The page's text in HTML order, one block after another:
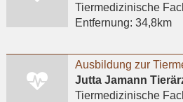
Tiermedizinische
Entfernung: 34,8km
Jutta Jamann
Tiermedizinische